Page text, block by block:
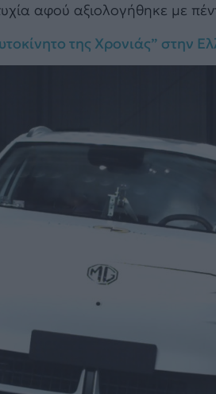
αφού αξιολογήθηκε με
της Χρονιάς” στην